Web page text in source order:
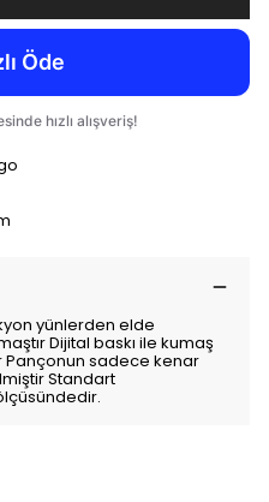
yünlerden elde
Dijital baskı ile kumaş
Pançonun sadece kenar
Standart